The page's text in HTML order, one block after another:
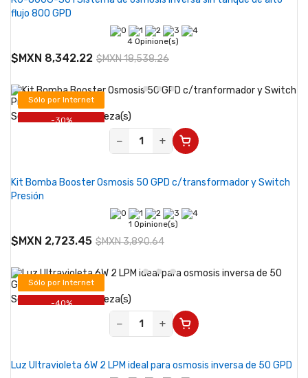
flujo 800 GPD
4 Opinione(s)
$MXN 8,342.22 $MXN 18,538.26
Sólo por Internet
-30%
Se vende desde 1 pieza(s)
−
+
Kit Bomba Booster Osmosis 50 GPD c/transformador y Switch
Presión
1 Opinione(s)
$MXN 2,723.45 $MXN 3,890.64
Sólo por Internet
-40%
Se vende desde 1 pieza(s)
−
+
Luz Ultravioleta 6W 2 LPM ideal para osmosis inversa de 50 GPD